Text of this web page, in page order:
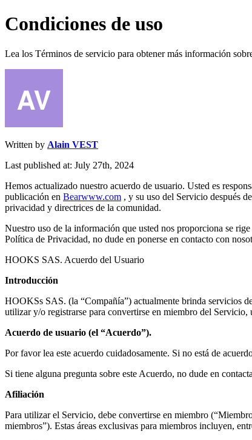
Condiciones de uso
Lea los Términos de servicio para obtener más información
Written by Alain VEST
Last published at: July 27th, 2024
Hemos actualizado nuestro acuerdo de usuario. Usted es
publicación en Bearwww.com , y su uso del Servicio después
privacidad y directrices de la comunidad.
Nuestro uso de la información que usted nos proporciona se
Política de Privacidad, no dude en ponerse en contacto con
HOOKS SAS. Acuerdo del Usuario
Introducción
HOOKSs SAS. (la “Compañía”) actualmente brinda servicios
utilizar y/o registrarse para convertirse en miembro del Servicio,
Acuerdo de usuario (el “Acuerdo”).
Por favor lea este acuerdo cuidadosamente. Si no está de
Si tiene alguna pregunta sobre este Acuerdo, no dude en
Afiliación
Para utilizar el Servicio, debe convertirse en miembro
miembros”). Estas áreas exclusivas para miembros incluyen,